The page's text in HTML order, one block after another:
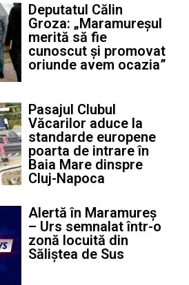
Deputatul Călin
Groza: „Maramureșul
merită să fie
cunoscut și promovat
oriunde avem ocazia”
Pasajul Clubul
Văcarilor aduce la
standarde europene
poarta de intrare în
Baia Mare dinspre
Cluj-Napoca
Alertă în Maramureș
– Urs semnalat într-o
zonă locuită din
Săliștea de Sus